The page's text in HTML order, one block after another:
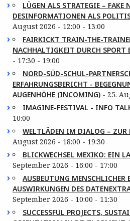
LÜGEN ALS STRATEGIE – FAKE
DESINFORMATIONEN ALS
August 2026 - 12:00 - 13:00
FAIRKICKT TRAIN-THE-
NACHHALTIGKEIT DURCH SPORT
- 17:30 - 19:00
NORD-SÜD-SCHUL-
ERFAHRUNGSBERICHT -
AUGENHÖHE (INCOMING) - 25.
IMAGINE-FESTIVAL - INFO
10:00
WELTLÄDEN IM DIALOG –
August 2026 - 18:00 - 19:30
BLICKWECHSEL MEXIKO: EIN
September 2026 - 16:00 - 17:00
AUSBEUTUNG MENSCHLICHER
AUSWIRKUNGEN DES
September 2026 - 10:00 - 11:30
SUCCESSFUL PROJECTS,